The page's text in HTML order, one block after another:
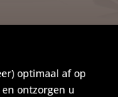
optimaal af op
ontzorgen u